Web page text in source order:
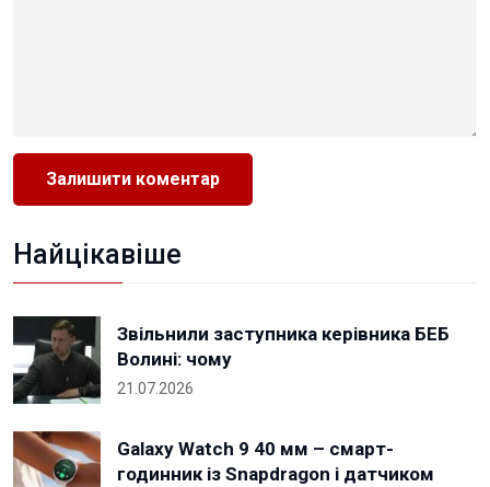
Найцікавіше
Звільнили заступника керівника БЕБ
Волині: чому
21.07.2026
Galaxy Watch 9 40 мм – смарт-
годинник із Snapdragon і датчиком